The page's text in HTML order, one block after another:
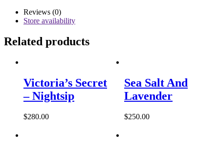
Reviews (0)
Store availability
Related products
Victoria’s Secret
– Nightsip
$280.00
Sea Salt And
Lavender
$250.00